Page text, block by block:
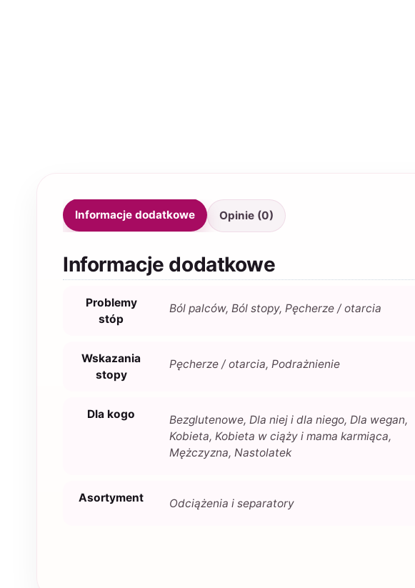
Informacje dodatkowe Opinie (0)
Informacje dodatkowe
Problemy
stóp
Ból palców, Ból stopy, Pęcherze / otarcia
Wskazania
stopy
Pęcherze / otarcia, Podrażnienie
Dla kogo
Bezglutenowe, Dla niej i dla niego, Dla wegan,
Kobieta, Kobieta w ciąży i mama karmiąca,
Mężczyzna, Nastolatek
Asortyment Odciążenia i separatory